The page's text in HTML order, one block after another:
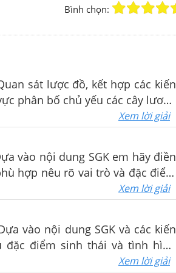
Bình chọn:
sát lược đồ, kết hợp các kiến
phân bố chủ yếu các cây lương
Xem lời giải
vào nội dung SGK em hãy điền
hợp nêu rõ vai trò và đặc điểm
Xem lời giải
vào nội dung SGK và các kiến
điểm sinh thái và tình hình
Xem lời giải